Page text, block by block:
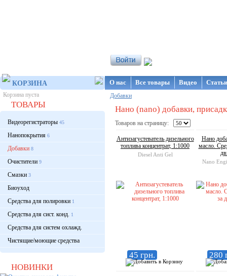
КОРЗИНА
Корзина пуста
ТОВАРЫ
Видеорегистраторы 45
Нанопокрытия 6
Добавки 8
Очистители 9
Смазки 3
Биоуход
Средства для полировки 1
Средства для сист. конд. 1
Средства для систем охлажд.
Чистящие/моющие средства
НОВИНКИ
О нас Все товары Видео
Добавки
Нано (nano) добавки,
Товаров на страницу:
Антизагустеватель дизельного
топлива концентрат, 1:1000
Diesel Anti Gel
45 грн.
Нано
масло.
Nano
280